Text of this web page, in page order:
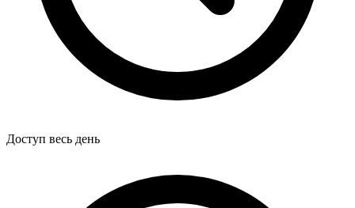
Доступ весь день